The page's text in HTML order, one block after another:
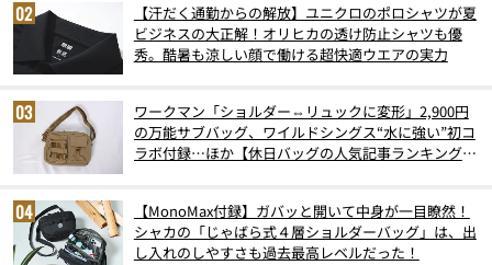
【汗だく通勤からの解放】ユニクロのポロシャツが夏
ビジネスの大正解！オリヒカの透け防止シャツも優
秀。酷暑も涼しい顔で働ける超快適ウエアの実力
ワークマン「ショルダー⇔リュックに変形」2,900円
の万能サブバッグ、ワイルドシングス“水に強い”初コ
ラボ付録…ほか【休日バッグの人気記事ランキングベ
【MonoMax付録】ガバッと開いて中身が一目瞭然！
シャカの「じゃばら式４層ショルダーバッグ」は、出
し入れのしやすさも過去最高レベルだった！